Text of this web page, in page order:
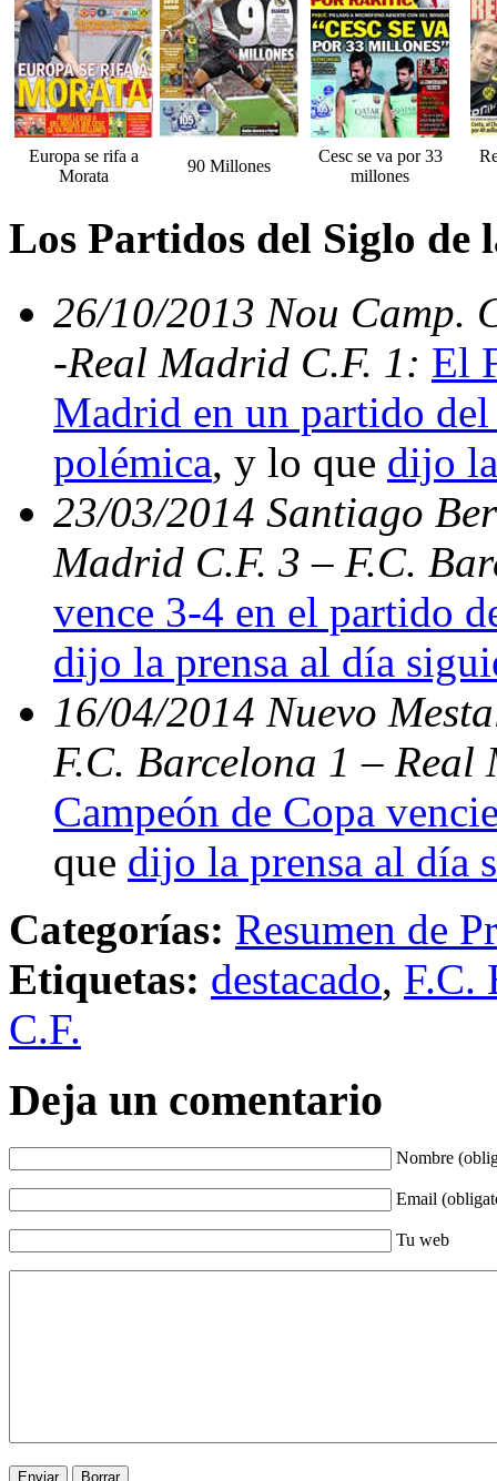
Europa se rifa a
Morata
90 Millones
Cesc se va por 33
millones
Los Partidos del Siglo de
26/10/2013 Nou Camp.
-Real Madrid C.F. 1: El
Madrid en un partido
polémica, y lo que dijo
23/03/2014 Santiago
Madrid C.F. 3 – F.C.
vence 3-4 en el partido
dijo la prensa al día
16/04/2014 Nuevo
F.C. Barcelona 1 –
Campeón de Copa
que dijo la prensa al día
Categorías: Resumen de
Etiquetas: destacado, F.C.
C.F.
Deja un comentario
Nombre
Email
Tu web